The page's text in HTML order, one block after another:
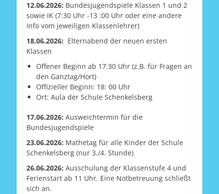
12.06.2026: Bundesjugendspiele Klassen 1 und 2
sowie IK (7:30 Uhr -13 :00 Uhr oder eine andere
Info vom jeweiligen Klassenlehrer)
18.06.2026: Elternabend der neuen ersten
Klassen
Offener Beginn ab 17:30 Uhr (z.B. für Fragen an
den Ganztag/Hort)
Offizieller Beginn: 18: 00 Uhr
Ort: Aula der Schule Schenkelsberg
17.06.2026: Ausweichtermin für die
Bundesjugendspiele
23.06.2026: Mathetag für alle Kinder der Schule
Schenkelsberg (nur 3./4. Stunde)
26.06.2026: Ausschulung der Klassenstufe 4 und
Ferienstart ab 11 Uhr. Eine Notbetreuung schließt
sich an.